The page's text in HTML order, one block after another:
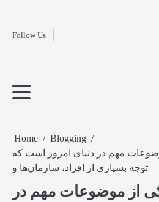
contentFollow Us
Home
Home
Blogging
مهم در دنیای امروز است که
توجه بسیاری از افراد، سازمان‌ها و
از موضوعات مهم در